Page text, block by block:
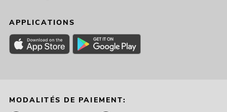
APPLICATIONS
MODALITÉS DE PAIEMENT: